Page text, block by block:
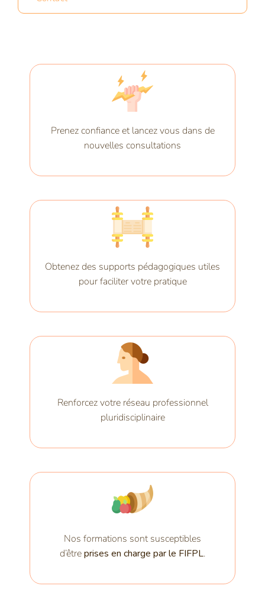
Prenez confiance et lancez vous dans de
nouvelles consultations
Obtenez des supports pédagogiques utiles
pour faciliter votre pratique
Renforcez votre réseau professionnel
pluridisciplinaire
Nos formations sont susceptibles
d’êtreprises en charge par le FIFPL.